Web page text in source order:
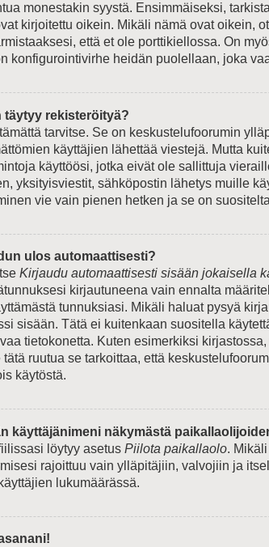
monestakin syystä. Ensimmäiseksi,
kirjoitettu oikein. Mikäli nämä ovat oikein,
että et ole porttikiellossa. On
konfigurointivirhe heidän puolellaan, joka
täytyy rekisteröityä?
tarvitse. Se on keskustelufoorumin
käyttäjien lähettää viestejä. Mutta
käyttöösi, jotka eivät ole sallittuja
yksityisviestit, sähköpostin lähetys muille
vie vain pienen hetken ja se on
ulos automaattisesti?
Kirjaudu automaattisesti sisään jokaisella
kirjautuneena vain ennalta
tunnuksiasi. Mikäli haluat pysyä
sisään. Tätä ei kuitenkaan suositella
tietokonetta. Kuten esimerkiksi
tätä ruutua se tarkoittaa, että
käytöstä.
käyttäjänimeni näkymästä
löytyy asetus Piilota paikallaolo.
rajoittuu vain ylläpitäjiin, valvojiin ja
lukumäärässä.